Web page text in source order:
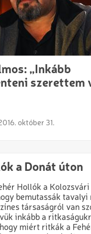
„Inkább
szerettem
október 31.
a Donát úton
Hollók a Kolozsvári
bemutassák tavalyi
társaságról van
inkább a
miért ritkák a